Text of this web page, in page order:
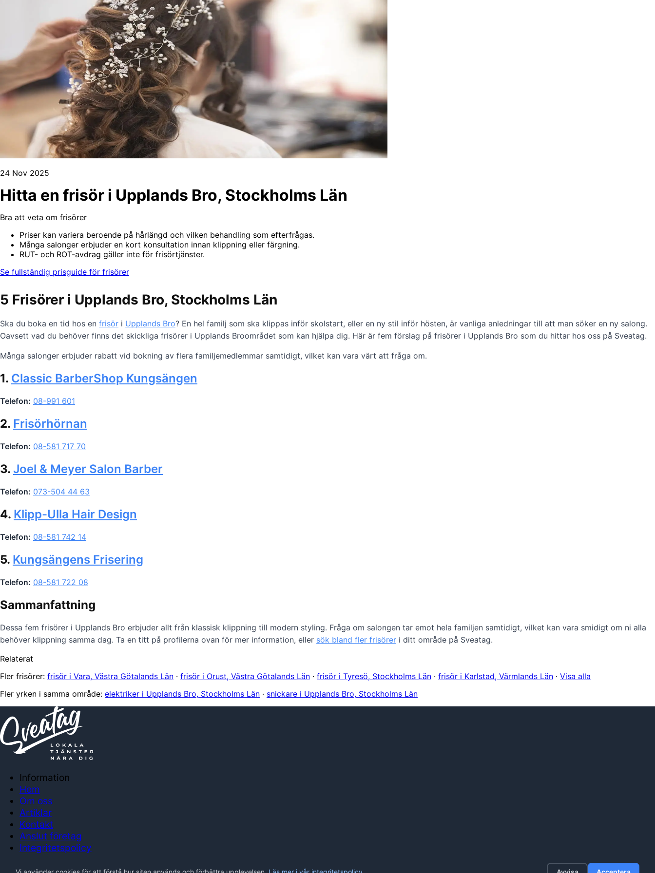
24 Nov 2025
Hitta en frisör i Upplands Bro, Stockholms Län
Bra att veta om frisörer
Priser kan variera beroende på hårlängd och vilken behandling som efterfrågas.
Många salonger erbjuder en kort konsultation innan klippning eller färgning.
RUT- och ROT-avdrag gäller inte för frisörtjänster.
Se fullständig prisguide för frisörer
5 Frisörer i Upplands Bro, Stockholms Län
Ska du boka en tid hos en frisör i Upplands Bro? En hel familj som ska klippas inför skolstart, eller en ny stil inför hösten, är vanliga anledningar till att man söker en ny salong.
Oavsett vad du behöver finns det skickliga frisörer i Upplands Broområdet som kan hjälpa dig. Här är fem förslag på frisörer i Upplands Bro som du hittar hos oss på Sveatag.
Många salonger erbjuder rabatt vid bokning av flera familjemedlemmar samtidigt, vilket kan vara värt att fråga om.
1. Classic BarberShop Kungsängen
Telefon: 08-991 601
2. Frisörhörnan
Telefon: 08-581 717 70
3. Joel & Meyer Salon Barber
Telefon: 073-504 44 63
4. Klipp-Ulla Hair Design
Telefon: 08-581 742 14
5. Kungsängens Frisering
Telefon: 08-581 722 08
Sammanfattning
Dessa fem frisörer i Upplands Bro erbjuder allt från klassisk klippning till modern styling. Fråga om salongen tar emot hela familjen samtidigt, vilket kan vara smidigt om ni alla
behöver klippning samma dag. Ta en titt på profilerna ovan för mer information, eller sök bland fler frisörer i ditt område på Sveatag.
Relaterat
Fler frisörer: frisör i Vara, Västra Götalands Län · frisör i Orust, Västra Götalands Län · frisör i Tyresö, Stockholms Län · frisör i Karlstad, Värmlands Län · Visa alla
Fler yrken i samma område: elektriker i Upplands Bro, Stockholms Län · snickare i Upplands Bro, Stockholms Län
Information
Hem
Om oss
Artiklar
Kontakt
Anslut företag
Integritetspolicy